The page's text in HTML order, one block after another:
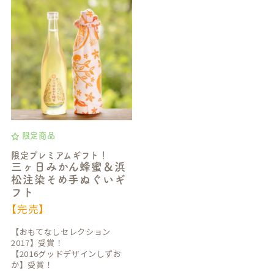
限定商品
限定プレミアムギフト！
三ヶ日みかん蜂蜜＆浜
松注染そめ手ぬぐいギ
フト
【完売】
【おもてなしセレクション
2017】受賞！
【2016グッドデザインしずお
か】受賞！